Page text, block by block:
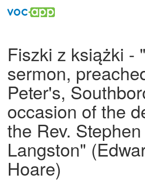
Fiszki z książki -
sermon,
Peter's,
occasion of the
the Rev. Stephen
Langston"
Hoare)